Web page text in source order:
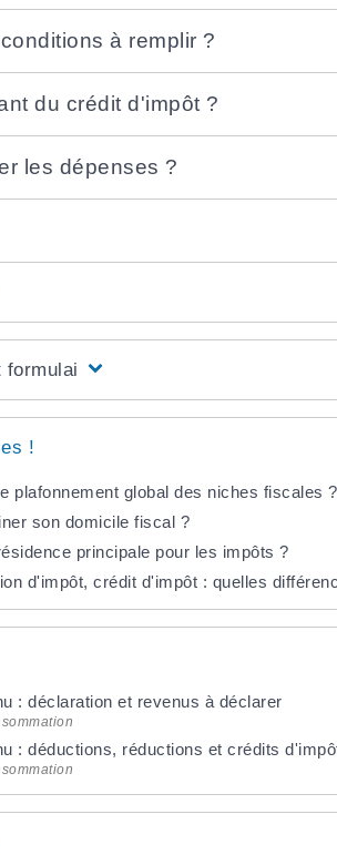
à remplir ?
du crédit d'impôt ?
les dépenses ?
!
plafonnement global des niches fiscales ?
son domicile fiscal ?
principale pour les impôts ?
d'impôt, crédit d'impôt : quelles
: déclaration et revenus à déclarer
: déductions, réductions et crédits